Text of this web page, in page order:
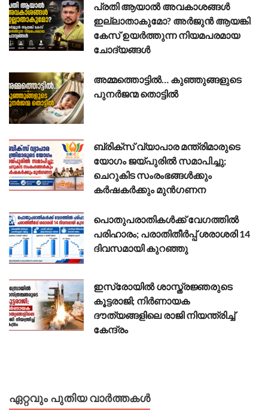
പ്രതി ആയാൽ അവകാശങ്ങൾ
ഇല്ലാതാകുമോ? അർജുൻ ആയങ്കി
കേസ് ഉയർത്തുന്ന നിയമപരമായ
ചോദ്യങ്ങൾ
അമ്മത്തൊട്ടിൽ… കുഞ്ഞുങ്ങളുടെ
പുനർജന്മ തൊട്ടിൽ
ബ്രിക്സ് വ്യാപാര മന്ത്രിമാരുടെ
യോഗം ജയ്പുരിൽ സമാപിച്ചു;
ചെറുകിട സംരംഭങ്ങൾക്കും
കർഷകർക്കും മുൻഗണന
പൊതുപരാതികൾക്ക് വേഗത്തിൽ
പരിഹാരം; പരാതിതീർപ്പ് ശരാശരി 14
ദിവസമായി കുറഞ്ഞു
ഇസ്രോയിൽ ശാസ്ത്രജ്ഞരുടെ
കൂട്ടരാജി; നിർണായക
ദൗത്യങ്ങളിലെ രാജി നിയന്ത്രിച്ച്
കേന്ദ്രം
ഏറ്റവും പുതിയ വാർത്തകൾ